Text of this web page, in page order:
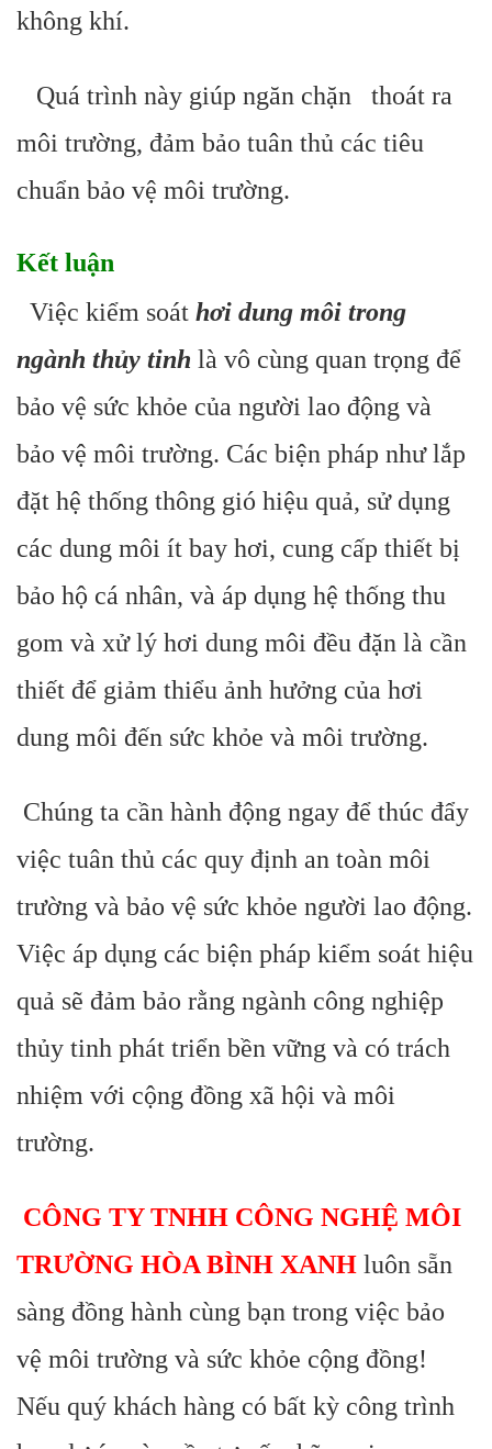
không khí.
Quá trình này giúp ngăn chặn thoát ra
môi trường, đảm bảo tuân thủ các tiêu
chuẩn bảo vệ môi trường.
Kết luận
Việc kiểm soát hơi dung môi trong
ngành thủy tinh là vô cùng quan trọng để
bảo vệ sức khỏe của người lao động và
bảo vệ môi trường. Các biện pháp như lắp
đặt hệ thống thông gió hiệu quả, sử dụng
các dung môi ít bay hơi, cung cấp thiết bị
bảo hộ cá nhân, và áp dụng hệ thống thu
gom và xử lý hơi dung môi đều đặn là cần
thiết để giảm thiểu ảnh hưởng của hơi
dung môi đến sức khỏe và môi trường.
Chúng ta cần hành động ngay để thúc đẩy
việc tuân thủ các quy định an toàn môi
trường và bảo vệ sức khỏe người lao động.
Việc áp dụng các biện pháp kiểm soát hiệu
quả sẽ đảm bảo rằng ngành công nghiệp
thủy tinh phát triển bền vững và có trách
nhiệm với cộng đồng xã hội và môi
trường.
CÔNG TY TNHH CÔNG NGHỆ MÔI
TRƯỜNG HÒA BÌNH XANH luôn sẵn
sàng đồng hành cùng bạn trong việc bảo
vệ môi trường và sức khỏe cộng đồng!
Nếu quý khách hàng có bất kỳ công trình